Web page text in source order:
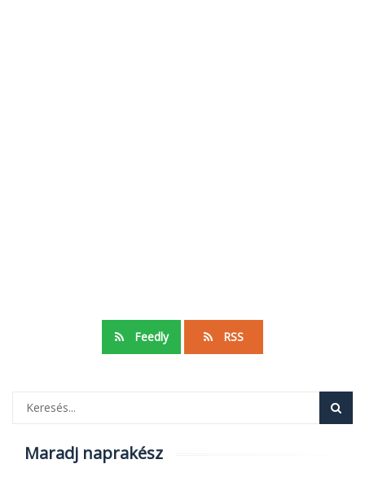
Feedly RSS
Maradj naprakész